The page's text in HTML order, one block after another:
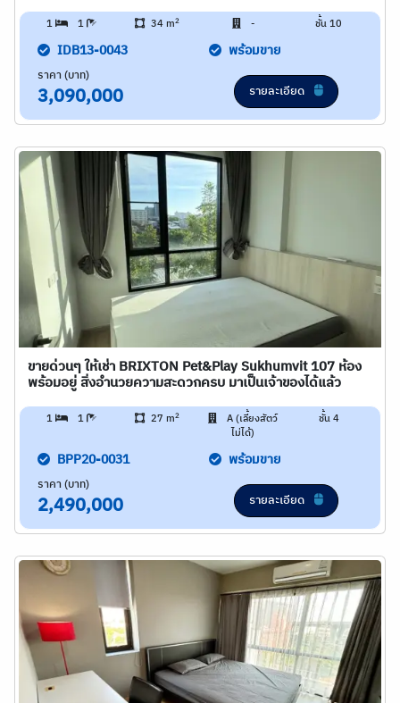
1 1 34 m2 - ชั้น 10
IDB13-0043 พร้อมขาย
ราคา (บาท)
3,090,000 รายละเอียด
ขายด่วนๆ ให้เช่า BRIXTON Pet&Play Sukhumvit 107 ห้อง
พร้อมอยู่ สิ่งอำนวยความสะดวกครบ มาเป็นเจ้าของได้แล้ว
1 1 27 m2
A (เลี้ยงสัตว์
ไม่ได้)
ชั้น 4
BPP20-0031 พร้อมขาย
ราคา (บาท)
2,490,000 รายละเอียด